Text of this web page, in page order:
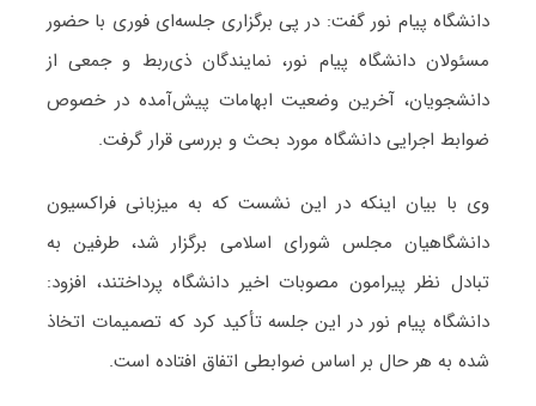
دانشگاه پیام نور گفت: در پی برگزاری جلسه‌ای فوری با حضور
مسئولان دانشگاه پیام نور، نمایندگان ذی‌ربط و جمعی از
دانشجویان، آخرین وضعیت ابهامات پیش‌آمده در خصوص
ضوابط اجرایی دانشگاه مورد بحث و بررسی قرار گرفت.
وی با بیان اینکه در این نشست که به میزبانی فراکسیون
دانشگاهیان مجلس شورای اسلامی برگزار شد، طرفین به
تبادل نظر پیرامون مصوبات اخیر دانشگاه پرداختند، افزود:
دانشگاه پیام نور در این جلسه تأکید کرد که تصمیمات اتخاذ
شده به هر حال بر اساس ضوابطی اتفاق افتاده است.